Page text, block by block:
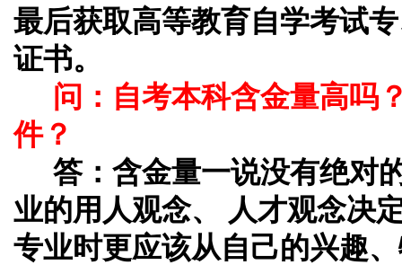
最后获取高等教育自学考试
证书。
问：自考本科含金量高吗
件？
答： 含金量一说没有绝对
业的用人观念、 人才观念决
专业时更应该从自己的兴趣